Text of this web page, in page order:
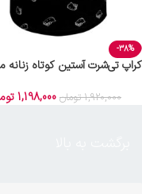
-38%
کراپ‌ تی‌شرت آستین کوتاه زنانه
1,920,000 تومان 1,198,000